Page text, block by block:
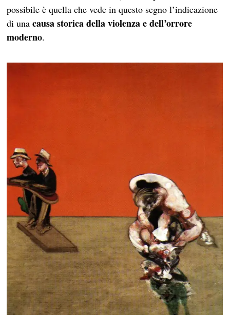
possibile è quella che vede in questo segno l’indicazione
di unacausa storica della violenza e dell’orrore
moderno.